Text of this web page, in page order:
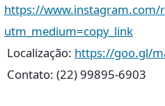
https://www.instagram.com/
utm_medium=copy_link
Localização: https://goo.gl/
Contato: (22) 99895-6903